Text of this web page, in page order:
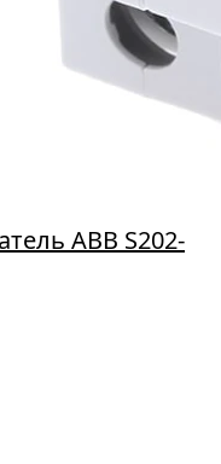
ABB S202-